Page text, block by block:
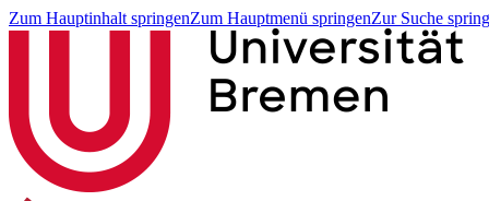
Zum Hauptinhalt springenZum Hauptmenü springenZur Suche